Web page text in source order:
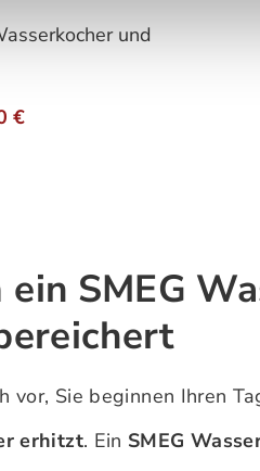
und
€
SMEG
vor, Sie beginnen Ihren
erhitzt. Ein SMEG